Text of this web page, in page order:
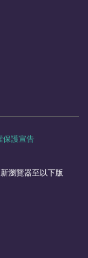
保護宣告
瀏覽器至以下版